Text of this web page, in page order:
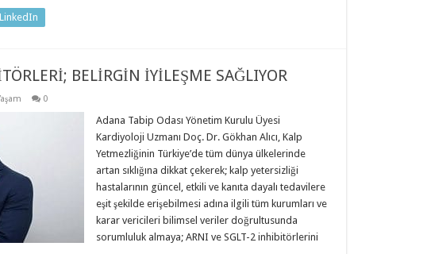
LinkedIn
BELİRGİN İYİLEŞME SAĞLIYOR
0
Adana Tabip Odası Yönetim Kurulu Üyesi
Kardiyoloji Uzmanı Doç. Dr. Gökhan Alıcı, Kalp
Yetmezliğinin Türkiye’de tüm dünya ülkelerinde
artan sıklığına dikkat çekerek; kalp yetersizliği
hastalarının güncel, etkili ve kanıta dayalı tedavilere
eşit şekilde erişebilmesi adına ilgili tüm kurumları ve
karar vericileri bilimsel veriler doğrultusunda
sorumluluk almaya; ARNI ve SGLT-2 inhibitörlerini